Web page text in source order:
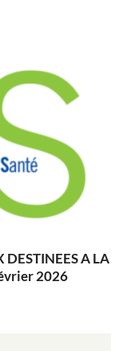
DESTINEES A LA
2026